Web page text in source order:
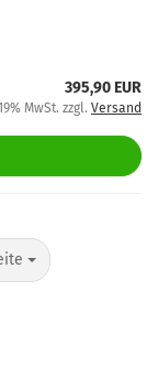
395,90 EUR
MwSt. zzgl. Versand